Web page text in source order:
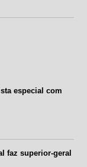
especial com
faz superior-geral